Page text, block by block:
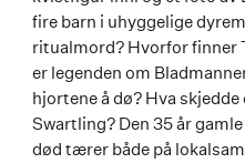
fire barn i uhyggelige
ritualmord? Hvorfor finner
er legenden om
hjortene å dø? Hva
Swartling? Den 35 år
død tærer både på